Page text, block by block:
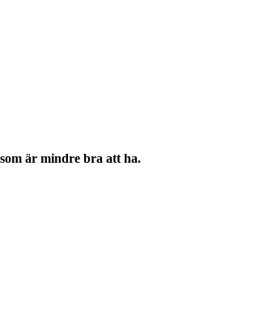
är mindre bra att ha.